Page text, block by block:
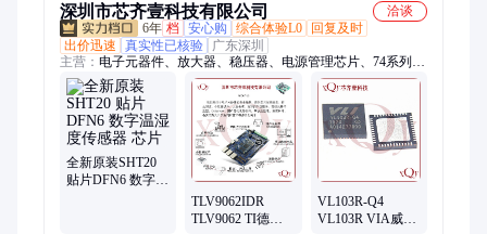
深圳市芯齐壹科技有限公司
洽谈
6年 档 安心购 综合体验L0
回复及时
出价迅速
真实性已核验
广东深圳
主营： 电子元器件、放大器、稳压器、电源管理芯片、74系列逻
辑芯片、传感器、芯片批发、控制器、集成电路
全新原装SHT20
贴片DFN6 数字温
TLV9062IDR
TLV9062 TI德州
VL103R-Q4
VL103R VIA威盛